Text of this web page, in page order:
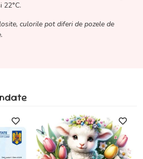
culorile pot diferi de pozele de